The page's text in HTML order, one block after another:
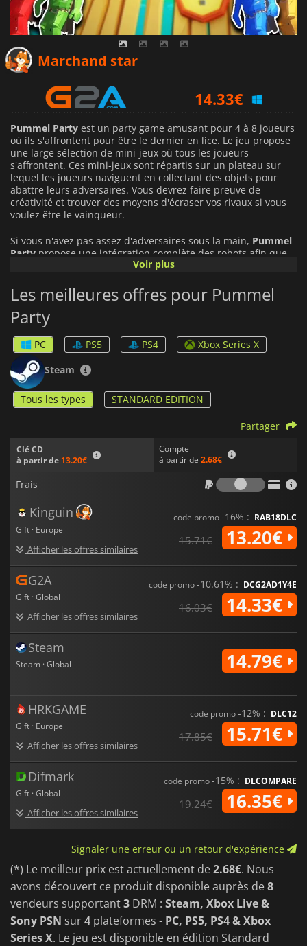
Marchand star
14.33€
14.79€
Pummel Party est un party game amusant pour 4 à 8 joueurs
où ils s'affrontent pour être le dernier en lice. Le jeu propose
une large sélection de mini-jeux où tous les joueurs
s'affrontent. Ces mini-jeux sont répartis sur un plateau sur
lequel les joueurs naviguent en collectant des objets pour
abattre leurs adversaires. Vous devrez faire preuve de
créativité et trouver des moyens d'écraser vos rivaux si vous
voulez être le vainqueur.
Si vous n'avez pas assez d'adversaires sous la main, Pummel
Party propose une intégration complète des robots afin que
vous puissiez évacuer votre frustration en détruisant vos
Le but de Pummel Party est d'écraser vos amis et de vous
amuser. Vous pouvez jouer en ligne ou en local sur le même
Voir plus
Les meilleures offres pour Pummel
Party
PC PS5 PS4
Xbox Series X
Steam
Tous les types STANDARD EDITION
Clé CD
à partir de 13.20€
Compte
à partir de 2.68€
Partager
Frais
Frais
Kinguin
Gift · Europe
Afficher les offres similaires
code promo-16% : RAB18DLC
15.71€ 13.20€
G2A
Gift · Global
Afficher les offres similaires
code promo-10.61% : DCG2AD1Y4E
16.03€ 14.33€
Steam
Steam · Global 14.79€
HRKGAME
Gift · Europe
Afficher les offres similaires
code promo-12% : DLC12
17.85€ 15.71€
Difmark
Gift · Global
Afficher les offres similaires
code promo-15% : DLCOMPARE
19.24€ 16.35€
Signaler une erreur ou un retour d'expérience
(*) Le meilleur prix est actuellement de2.68€. Nous
avons découvert ce produit disponible auprès de8
vendeurs supportant3 DRM : Steam, Xbox Live &
Sony PSN sur4 plateformes - PC, PS5, PS4 & Xbox
Series X. Le jeu est disponible en édition Standard